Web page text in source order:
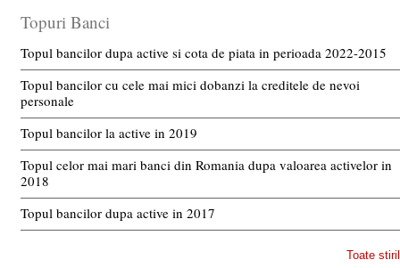
Topuri Banci
Topul bancilor dupa active si cota de piata in perioada 2022-2015
Topul bancilor cu cele mai mici dobanzi la creditele de nevoi
personale
Topul bancilor la active in 2019
Topul celor mai mari banci din Romania dupa valoarea activelor in
2018
Topul bancilor dupa active in 2017
Toate